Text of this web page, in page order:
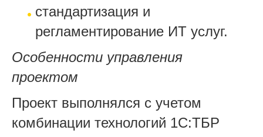
стандартизация и
регламентирование ИТ услуг.
Особенности управления
проектом
Проект выполнялся с учетом
комбинации технологий 1С:ТБР